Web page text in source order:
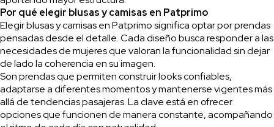
Por qué elegir blusas y camisas en Patprimo
Elegir blusas y camisas en Patprimo significa optar por prendas
pensadas desde el detalle. Cada diseño busca responder a las
necesidades de mujeres que valoran la funcionalidad sin dejar
de lado la coherencia en su imagen.
Son prendas que permiten construir looks confiables,
adaptarse a diferentes momentos y mantenerse vigentes más
allá de tendencias pasajeras. La clave está en ofrecer
opciones que funcionen de manera constante, acompañando